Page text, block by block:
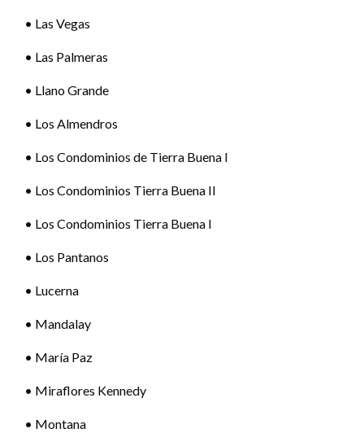
• Las Vegas
• Las Palmeras
• Llano Grande
• Los Almendros
• Los Condominios de Tierra Buena I
• Los Condominios Tierra Buena II
• Los Condominios Tierra Buena I
• Los Pantanos
• Lucerna
• Mandalay
• María Paz
• Miraflores Kennedy
• Montana